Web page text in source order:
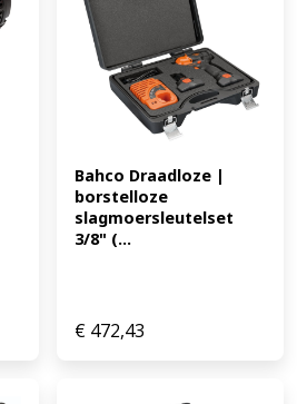
Bahco Draadloze |
borstelloze
slagmoersleutelset
3/8" (...
€ 472,43